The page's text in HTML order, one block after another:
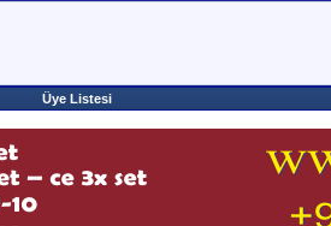
Üye Listesi